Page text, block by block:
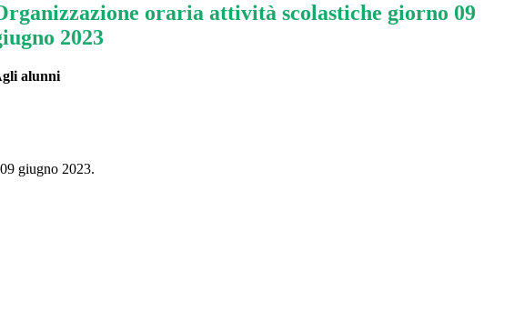
oraria attività scolastiche giorno 09
2023
alunni
giugno 2023.